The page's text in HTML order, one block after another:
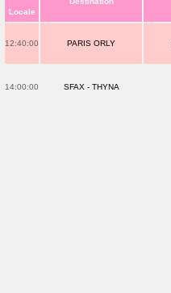
Locale
12:40:00 PARIS ORLY
14:00:00 SFAX - THYNA